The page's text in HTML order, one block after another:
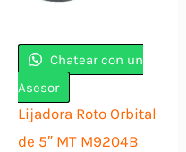
Chatear con un
Asesor
Lijadora Roto Orbital
de 5″ MT M9204B